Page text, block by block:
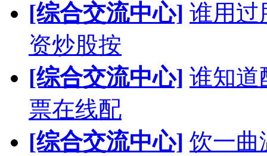
[综合交流中心] 谁用过
资炒股按
[综合交流中心] 谁知道
票在线配
[综合交流中心] 饮一曲